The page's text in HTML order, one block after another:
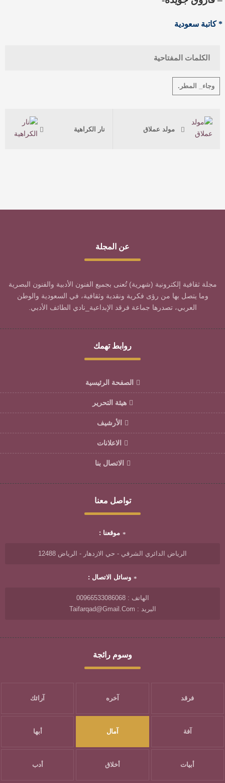
* كاتبة سعودية
الكلمات المفتاحية
وجاء_ المطر.
مولد عملاق نار الكراهية
عن المجلة
مجلة ثقافية إلكترونية (شهرية) تُعنى بجميع الفنون الأدبية والفنون البصرية
وما يتصل بها من رؤى فكرية ونقدية وثقافية، في السعودية والوطن
العربي، تصدرها جماعة فرقد الإبداعية_نادي الطائف الأدبي.
روابط تهمك
الصفحة الرئيسية
هيئة التحرير
الأرشيف
الاعلانات
الاتصال بنا
تواصل معنا
موقعنا :
الرياض الدائري الشرقي - حي الازدهار - الرياض 12488
وسائل الاتصال :
الهاتف : 00966533086068
البريد : Taifarqad@gmail.com
وسوم رائجة
فرقد آخره آرائك
آفة آمال أبها
أبيات أخلاق أدب